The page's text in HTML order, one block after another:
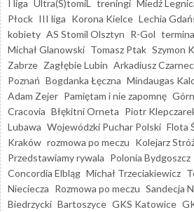
I liga Ultra(S)tomiL treningi Miedź
Płock III liga Korona Kielce Lechia
kobiety AS Stomil Olsztyn R-Gol
Michał Glanowski Tomasz Ptak Szymon
Zabrze Zagłębie Lubin Arkadiusz
Poznań Bogdanka Łęczna Mindaugas
Adam Zejer Pamiętam i nie zapomnę
Cracovia Błękitni Orneta Piotr
Lubawa Wojewódzki Puchar Polski Flota
Kraków rozmowa po meczu Kolejarz
Przedstawiamy rywala Polonia Bydgoszcz
Concordia Elbląg Michał Trzeciakiewicz
Nieciecza Rozmowa po meczu Sandecja
Biedrzycki Bartoszyce GKS Katowice